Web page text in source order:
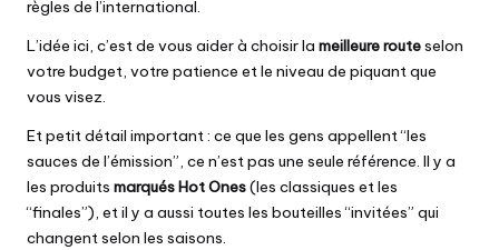
règles de l’international.
L’idée ici, c’est de vous aider à choisir la meilleure routeselon
votre budget, votre patience et le niveau de piquant que
vous visez.
Et petit détail important : ce que les gens appellent “les
sauces de l’émission”, ce n’est pas une seule référence. Il y a
les produits marqués Hot Ones(les classiques et les
“finales”), et il y a aussi toutes les bouteilles “invitées” qui
changent selon les saisons.